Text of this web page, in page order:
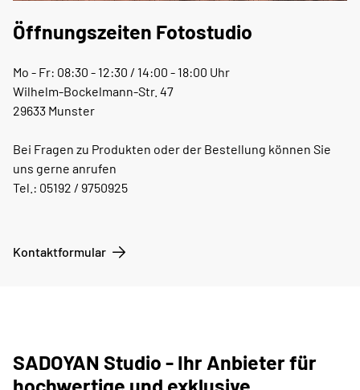
Öffnungszeiten Fotostudio
Mo - Fr: 08:30 - 12:30 / 14:00 - 18:00 Uhr
Wilhelm-Bockelmann-Str. 47
29633 Munster
Bei Fragen zu Produkten oder der Bestellung können Sie
uns gerne anrufen
Tel.: 05192 / 9750925
Kontaktformular
SADOYAN Studio - Ihr Anbieter für